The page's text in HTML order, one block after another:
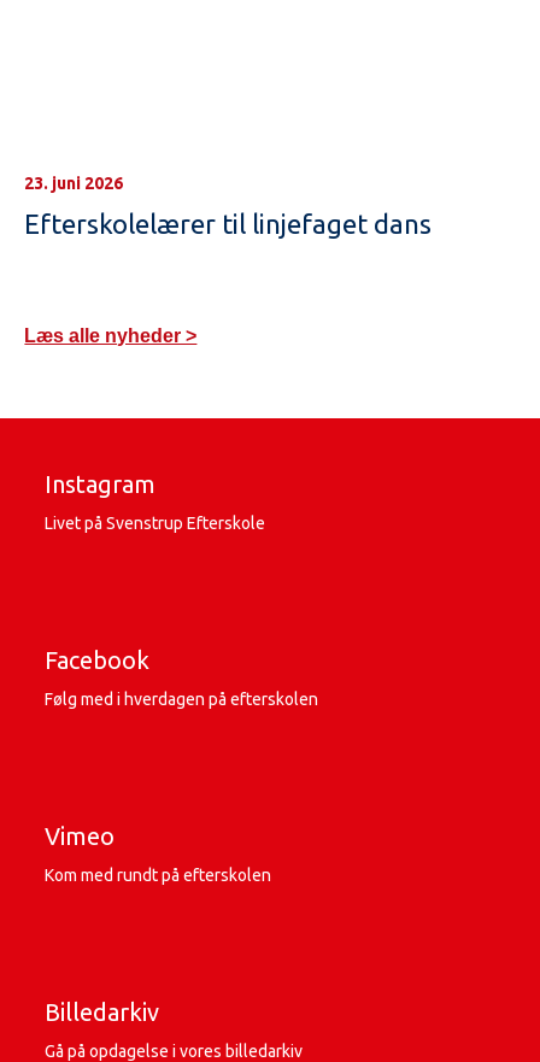
23. juni 2026
Efterskolelærer til linjefaget dans
Læs alle nyheder >
Instagram
Livet på Svenstrup Efterskole
Facebook
Følg med i hverdagen på efterskolen
Vimeo
Kom med rundt på efterskolen
Billedarkiv
Gå på opdagelse i vores billedarkiv